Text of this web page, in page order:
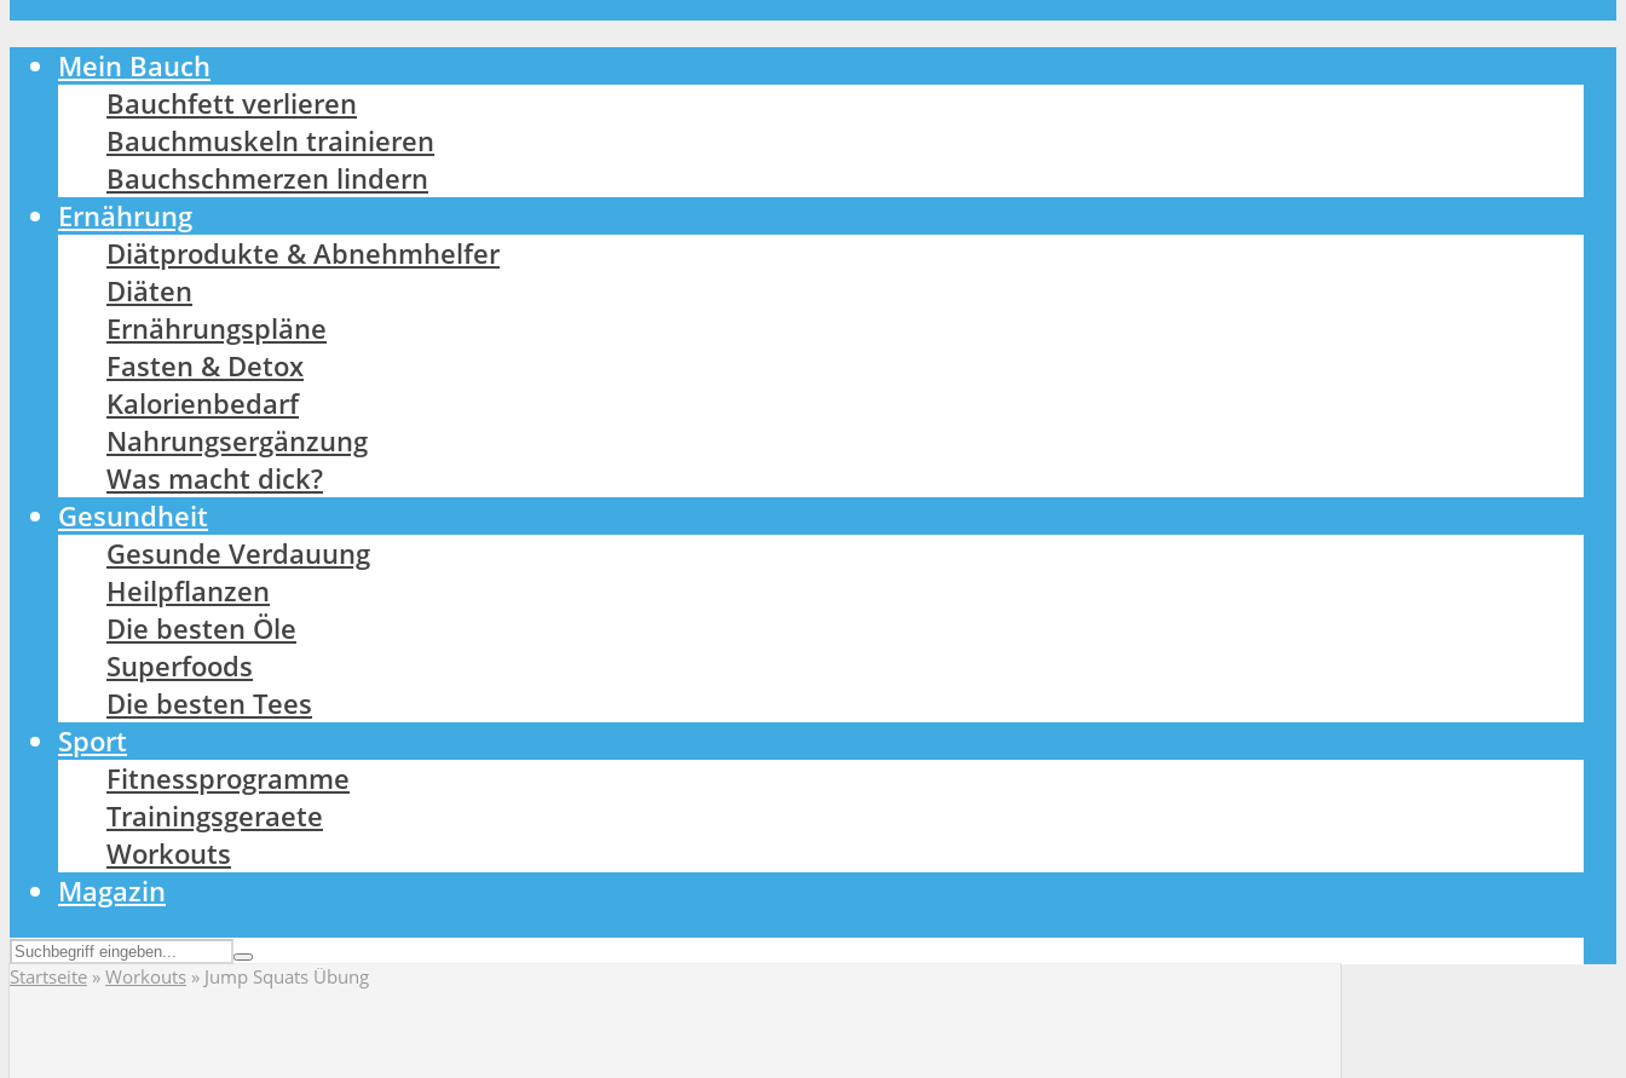
Mein Bauch
Bauchfett verlieren
Bauchmuskeln trainieren
Bauchschmerzen lindern
Ernährung
Diätprodukte & Abnehmhelfer
Diäten
Ernährungspläne
Fasten & Detox
Kalorienbedarf
Nahrungsergänzung
Was macht dick?
Gesundheit
Gesunde Verdauung
Heilpflanzen
Die besten Öle
Superfoods
Die besten Tees
Sport
Fitnessprogramme
Trainingsgeraete
Workouts
Magazin
Startseite » Workouts » Jump Squats Übung